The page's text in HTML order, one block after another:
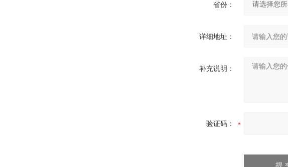
省份：
详细地址：
补充说明：
验证码：